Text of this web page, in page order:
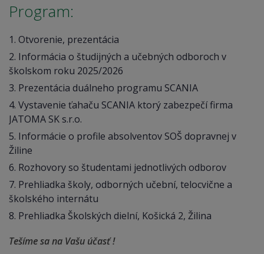
Program:
1. Otvorenie, prezentácia
2. Informácia o študijných a učebných odboroch v
školskom roku 2025/2026
3. Prezentácia duálneho programu SCANIA
4. Vystavenie ťahaču SCANIA ktorý zabezpečí firma
JATOMA SK s.r.o.
5. Informácie o profile absolventov SOŠ dopravnej v
Žiline
6. Rozhovory so študentami jednotlivých odborov
7. Prehliadka školy, odborných učební, telocvične a
školského internátu
8. Prehliadka Školských dielní, Košická 2, Žilina
Tešíme sa na Vašu účasť !